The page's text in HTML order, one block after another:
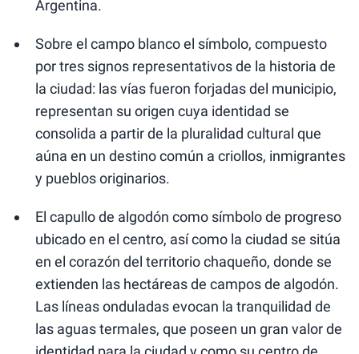
Argentina.
Sobre el campo blanco el símbolo, compuesto
por tres signos representativos de la historia de
la ciudad: las vías fueron forjadas del municipio,
representan su origen cuya identidad se
consolida a partir de la pluralidad cultural que
aúna en un destino común a criollos, inmigrantes
y pueblos originarios.
El capullo de algodón como símbolo de progreso
ubicado en el centro, así como la ciudad se sitúa
en el corazón del territorio chaqueño, donde se
extienden las hectáreas de campos de algodón.
Las líneas onduladas evocan la tranquilidad de
las aguas termales, que poseen un gran valor de